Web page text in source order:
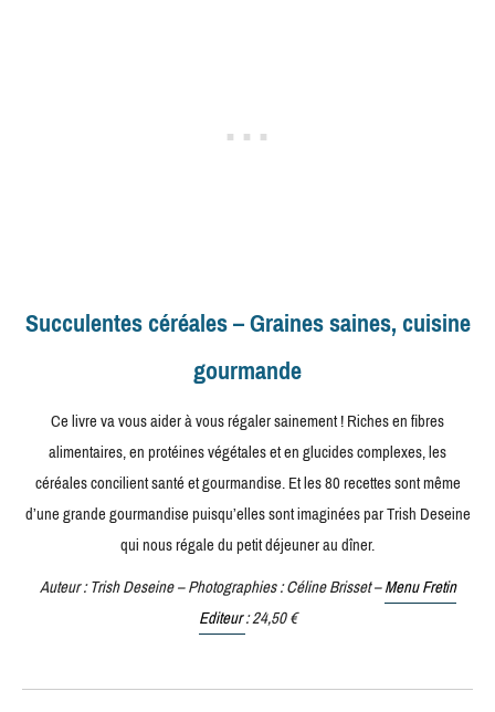
Succulentes céréales – Graines saines, cuisine
gourmande
Ce livre va vous aider à vous régaler sainement ! Riches en fibres
alimentaires, en protéines végétales et en glucides complexes, les
céréales concilient santé et gourmandise. Et les 80 recettes sont même
d’une grande gourmandise puisqu’elles sont imaginées par Trish Deseine
qui nous régale du petit déjeuner au dîner.
Auteur : Trish Deseine – Photographies : Céline Brisset –Menu Fretin
Editeur: 24,50 €